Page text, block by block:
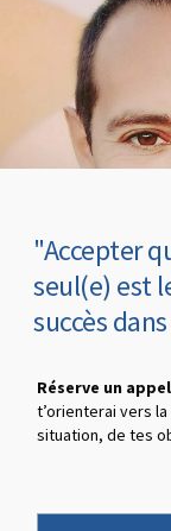
"Accepter
seul(e) est
succès
Réserve un
t’orienterai vers
situation, de tes